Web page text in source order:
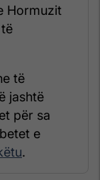
Hormuzit
të
jashtë
për sa
e
.